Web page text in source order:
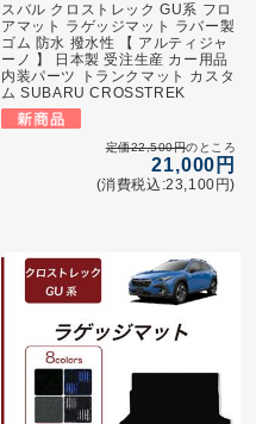
スバル クロストレック GU系 フロ
アマット ラゲッジマット ラバー製
ゴム 防水 撥水性 【 アルティジャ
ーノ 】 日本製 受注生産 カー用品
内装パーツ トランクマット カスタ
ム SUBARU CROSSTREK
定価22,500円のところ
21,000円
(消費税込:23,100円)